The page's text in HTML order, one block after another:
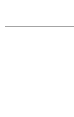
hvězdiček.